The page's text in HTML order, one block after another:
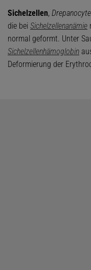
Sichelzellen,
die bei Sichelzellenanämie
normal geformt. Unter
Sichelzellenhämoglobin
Deformierung der